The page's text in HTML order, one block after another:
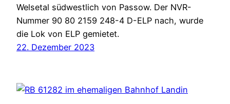
Welsetal südwestlich von Passow. Der NVR-
Nummer 90 80 2159 248-4 D-ELP nach, wurde
die Lok von ELP gemietet.
22. Dezember 2023